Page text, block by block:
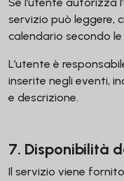
servizio può leggere,
calendario secondo
L’utente è
inserite negli eventi,
e descrizione.
7. Disponibilità
Il servizio viene fornito